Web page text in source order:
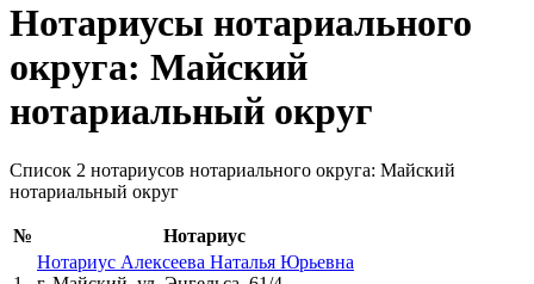
Нотариусы нотариального
округа: Майский
нотариальный округ
Список 2 нотариусов нотариального округа: Майский
нотариальный округ
№ Нотариус
Нотариус Алексеева Наталья Юрьевна